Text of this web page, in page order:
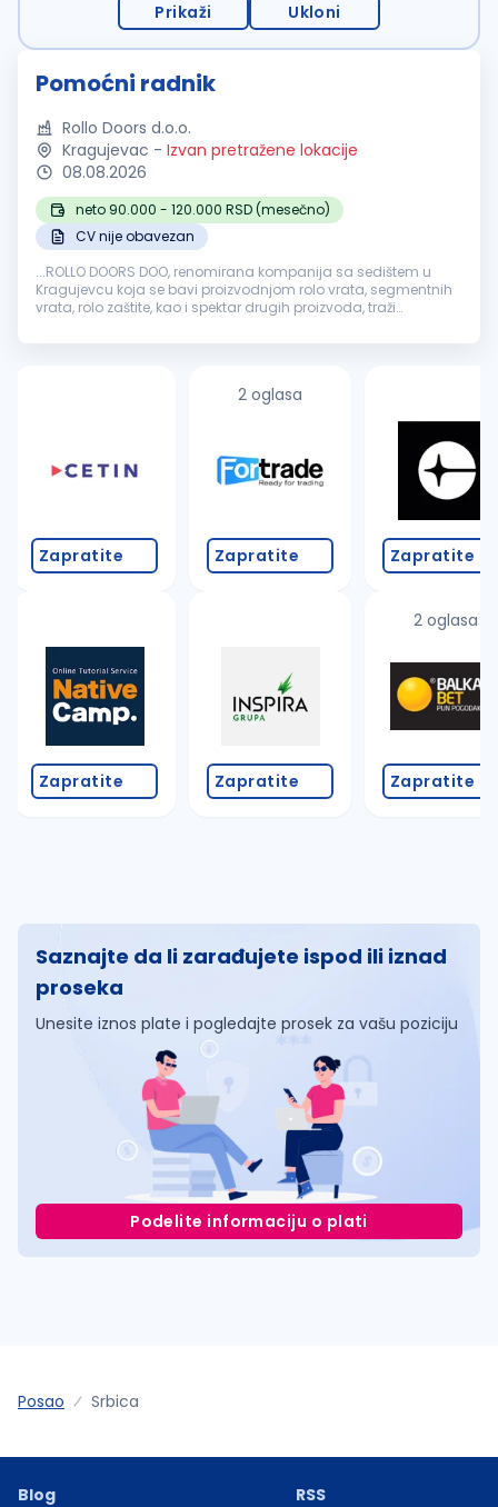
Prikaži Ukloni
Pomoćni radnik
Rollo Doors d.o.o.
Kragujevac - Izvan pretražene lokacije
08.08.2026
neto 90.000 - 120.000 RSD (mesečno)
CV nije obavezan
...ROLLO DOORS DOO, renomirana kompanija sa sedištem u
Kragujevcu koja se bavi proizvodnjom rolo vrata, segmentnih
vrata, rolo zaštite, kao i spektar drugih proizvoda, traži
radnik
Zapratite
Zapratite
2 oglasa
Zapratite
Zapratite
Zapratite
2 oglasa
Zapratite
Saznajte da li zarađujete ispod ili iznad
proseka
Unesite iznos plate i pogledajte prosek za vašu poziciju
Podelite informaciju o plati
Posao Srbica
Blog
RSS